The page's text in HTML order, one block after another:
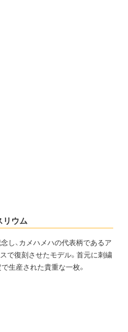
リウム
し、カメハメハの代表柄であるア
で復刻させたモデル。首元に刺繍
生産された貴重な一枚。